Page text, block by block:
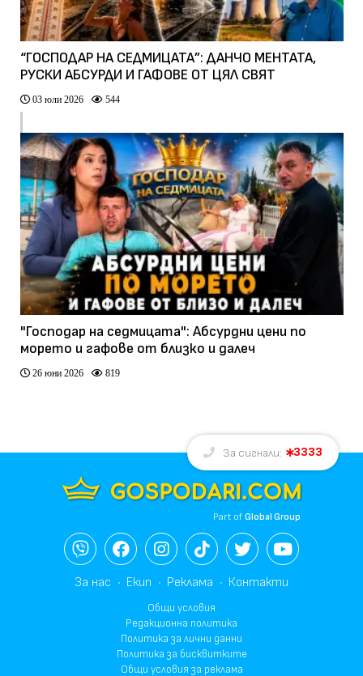
“ГОСПОДАР НА СЕДМИЦАТА”: ДАНЧО МЕНТАТА,
РУСКИ АБСУРДИ И ГАФОВЕ ОТ ЦЯЛ СВЯТ
03 юли 2026 544
"Господар на седмицата": Абсурдни цени по
морето и гафове от близко и далеч
26 юни 2026 819
За сигнали: 3333
Part ofGlobal Group
За нас Екип Реклама Контакти
Общи условия
Редакционна политика
Политика за лични данни
Политика за бисквитките
Общи условия за реклама